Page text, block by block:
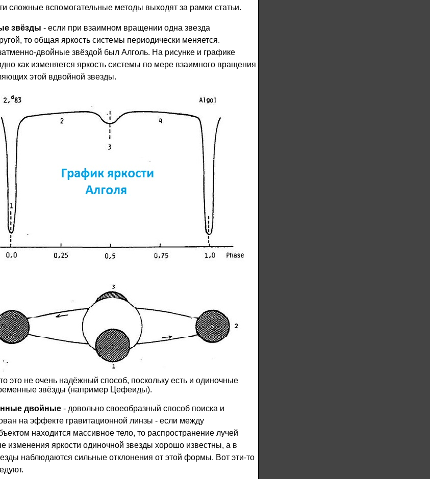
сложные вспомогательные методы выходят за рамки статьи.
звёзды - если при взаимном вращении одна звезда
то общая яркость системы периодически меняется.
двойные звёздой был Алголь. На рисунке и графике
как изменяется яркость системы по мере взаимного вращения
этой вдвойной звезды.
это не очень надёжный способ, поскольку есть и одиночные
звёзды (например Цефеиды).
двойные- довольно своеобразный способ поиска и
на эффекте гравитационной линзы - если между
находится массивное тело, то распространение лучей
изменения яркости одиночной звезды хорошо известны, а в
наблюдаются сильные отклонения от этой формы. Вот эти-то